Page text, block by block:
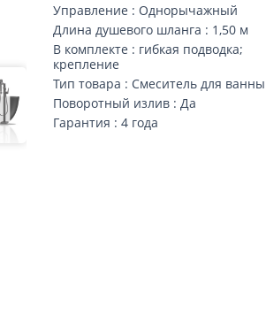
Управление : Однорычажный
Длина душевого шланга : 1,50 м
В комплекте : гибкая подводка;
крепление
Тип товара : Смеситель для ванны
Поворотный излив : Да
Гарантия : 4 года